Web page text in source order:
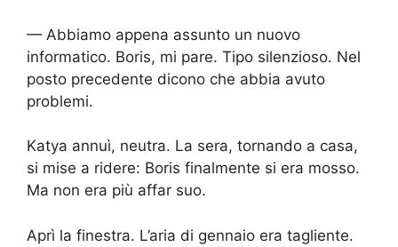
— Abbiamo appena assunto un nuovo
informatico. Boris, mi pare. Tipo silenzioso. Nel
posto precedente dicono che abbia avuto
problemi.
Katya annuì, neutra. La sera, tornando a casa,
si mise a ridere: Boris finalmente si era mosso.
Ma non era più affar suo.
Aprì la finestra. L’aria di gennaio era tagliente.